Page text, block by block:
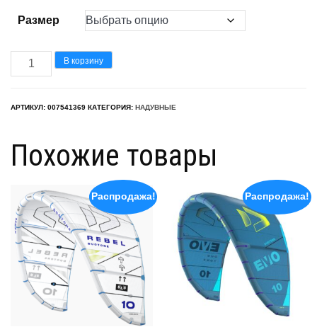
составляла
₽178,900.
₽165,900.
Размер
Количество
товара
Dice
2026
(44260-
3012-
C02,
медн./
пурпурн.),
В корзину
АРТИКУЛ: 007541369 КАТЕГОРИЯ: НАДУВНЫЕ
Похожие товары
Распродажа! Распродажа!